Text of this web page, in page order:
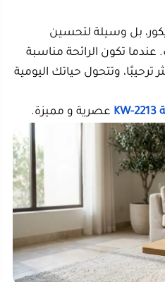
عصرية و مميزة.
المناسبة لمنزلك؟
استخدام مختلف. بعض
الكبيرة، وبعضها مناسب
الزوايا الصغيرة.
البارد، والأجهزة الحرارية، وأعواد